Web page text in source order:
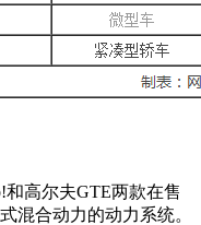
和高尔夫GTE两款在售
混合动力的动力系统。